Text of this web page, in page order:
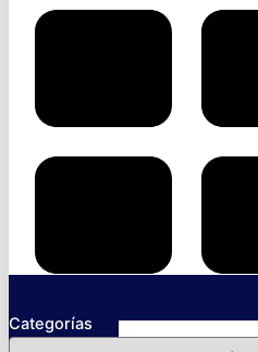
Categorías